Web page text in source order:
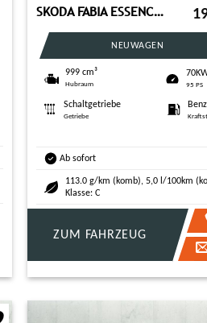
SKODA FABIA ESSENCE 1,0 TSI 70KW (95PS) *LED*SHZG*PDC
NEUWAGEN
999 cm³
Hubraum 95 PS
Schaltgetriebe
Getriebe
Ab sofort
113.0 g/km (komb), 5,0 l/100km
Klasse: C
ZUM FAHRZEUG